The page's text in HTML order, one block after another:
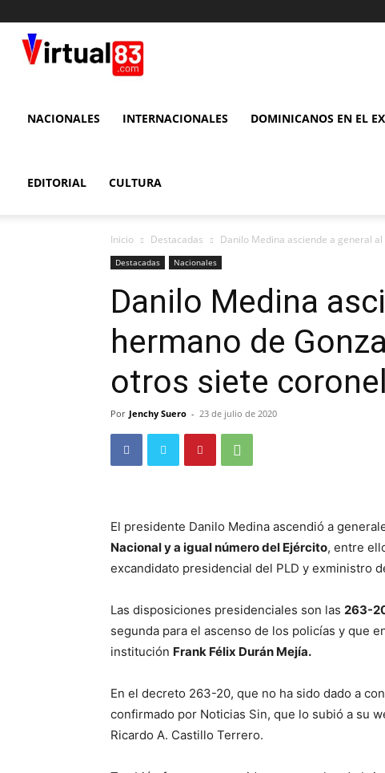
83
NACIONALES INTERNACIONALES DOMINICANOS EN EL
EDITORIAL CULTURA
Inicio Destacadas Danilo Medina asciende a general
Destacadas Nacionales
Danilo Medina
hermano de
otros siete
Por Jenchy Suero - 23 de julio de 2020
El presidente Danilo Medina ascendió a
Nacional y a igual número del Ejército, entre
excandidato presidencial del PLD y exministro
Las disposiciones presidenciales son las 263-
segunda para el ascenso de los policías y que
institución Frank Félix Durán Mejía.
En el decreto 263-20, que no ha sido dado a
confirmado por Noticias Sin, que lo subió a su
Ricardo A. Castillo Terrero.